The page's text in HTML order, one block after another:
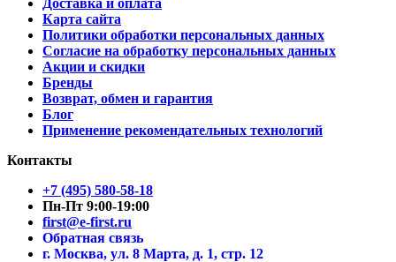
Карта сайта
Политики обработки персональных данных
Согласие на обработку персональных данных
Акции и скидки
Бренды
Возврат, обмен и гарантия
Блог
Применение рекомендательных технологий
Контакты
+7 (495) 580-58-18
Пн-Пт 9:00-19:00
first@e-first.ru
Обратная связь
г. Москва, ул. 8 Марта, д. 1, стр. 12